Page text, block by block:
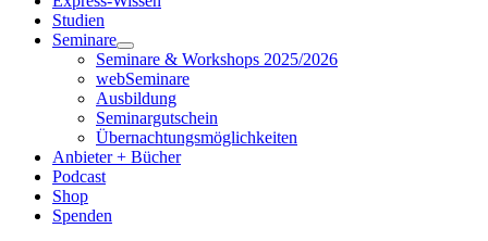
Studien
Seminare
Seminare & Workshops 2025/2026
webSeminare
Ausbildung
Seminargutschein
Übernachtungsmöglichkeiten
Anbieter + Bücher
Podcast
Shop
Spenden